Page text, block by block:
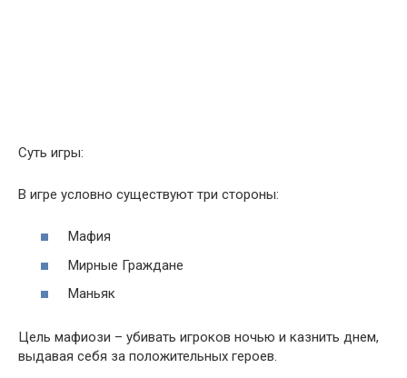
Суть игры:
В игре условно существуют три стороны:
Мафия
Мирные Граждане
Маньяк
Цель мафиози – убивать игроков ночью и казнить днем,
выдавая себя за положительных героев.